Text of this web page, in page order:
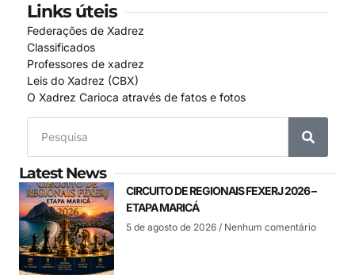
Links úteis
Federações de Xadrez
Classificados
Professores de xadrez
Leis do Xadrez (CBX)
O Xadrez Carioca através de fatos e fotos
Latest News
CIRCUITO DE REGIONAIS FEXERJ 2026 –
ETAPA MARICÁ
5 de agosto de 2026 Nenhum comentário